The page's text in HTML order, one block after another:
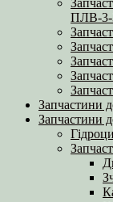
ПЛВ-3-
Запчастини
Запчастини